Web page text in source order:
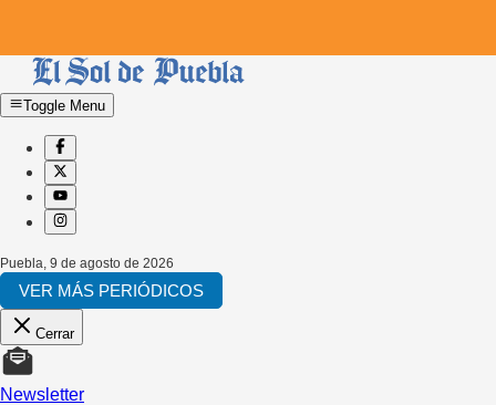
Toggle Menu
Puebla 9 de agosto de 2026
VER MÁS PERIÓDICOS
Cerrar
Newsletter